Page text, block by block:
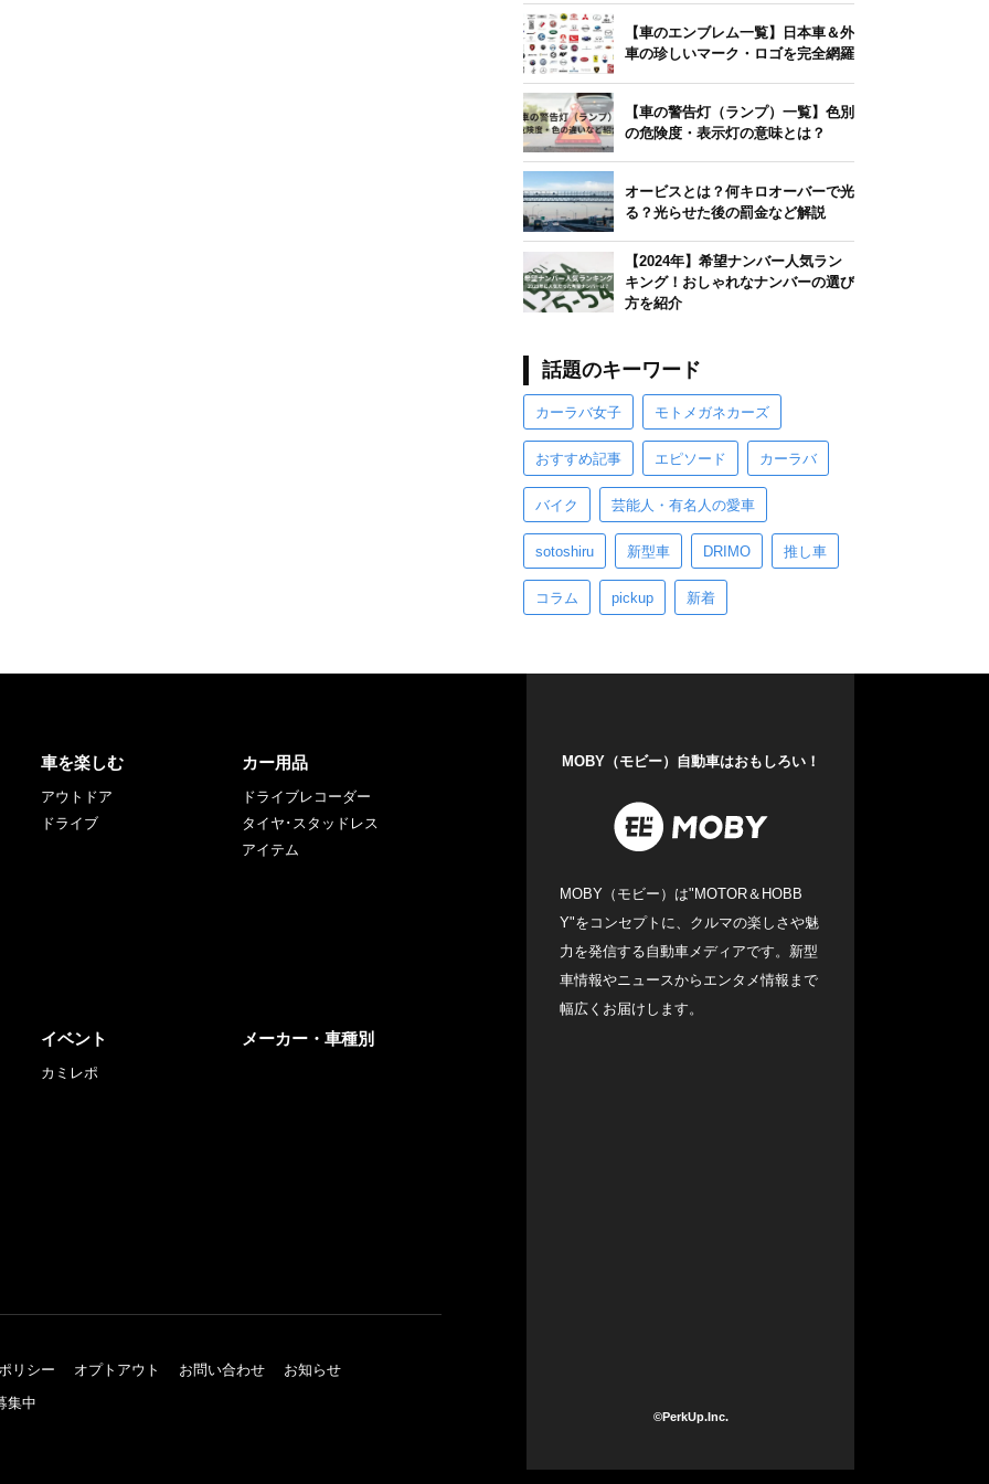
【車のエンブレム一覧】日本車＆外
車の珍しいマーク・ロゴを完全網羅
【車の警告灯（ランプ）一覧】色別
の危険度・表示灯の意味とは？
オービスとは？何キロオーバーで光
る？光らせた後の罰金など解説
【2024年】希望ナンバー人気ラン
キング！おしゃれなナンバーの選び
方を紹介
話題のキーワード
カーラバ女子 モトメガネカーズ
おすすめ記事 エピソード カーラバ
バイク 芸能人・有名人の愛車
sotoshiru 新型車 DRIMO 推し車
コラム pickup 新着
車を楽しむ
アウトドア
ドライブ
カー用品
ドライブレコーダー
タイヤ･スタッドレス
アイテム
イベント
カミレポ
メーカー・車種別
リシー オプトアウト お問い合わせ
お知らせ
集中
MOBY（モビー）自動車はおもしろい！
MOBY（モビー）は"MOTOR＆HOBB
Y"をコンセプトに、クルマの楽しさや魅
力を発信する自動車メディアです。新型
車情報やニュースからエンタメ情報まで
幅広くお届けします。
©PerkUp.Inc.